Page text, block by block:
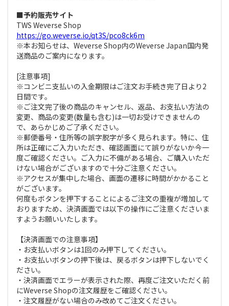
■予約販売サイト
TWS Weverse Shop
https://go.weverse.io/qt3S/pco8ck6m
※本お知らせは、Weverse Shop内のWeverse Japan国内発
送商品のご案内になります。
[注意事項]
※コンビニ支払いの入金期限はご注文お手続き完了日より2
日間です。
※ご注文完了後の商品のキャンセル、返品、お支払い方法の
変更、商品の変更(数量も含む)は一切お受けできませんの
で、あらかじめご了承ください。
※郵便番号・住所等の誤字脱字が多く見られます。特に、住
所は正確にご入力いただき、確認画面にて誤りがないか今一
度ご確認ください。ご入力に不備がある場合、ご購入いただ
けない場合がございますので十分ご注意ください。
※アクセスが集中した場合、画面の遷移に時間がかかること
がございます。
何度もボタンを押下することによるご注文の重複が増加して
おりますため、決済画面では以下の操作にご注意くださいま
すようお願いいたします。
【決済画面での注意事項】
・お支払いボタンは1回のみ押下してください。
・お支払いボタンの押下後は、戻るボタンは押下しないでく
ださい。
・決済画面でエラーが表示された際、再度ご注文いただく前
にWeverse Shopの注文履歴をご確認ください。
・注文履歴がない場合のみ改めてご注文ください。